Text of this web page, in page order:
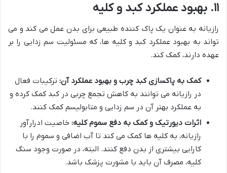
۱۱. بهبود عملکرد کبد و کلیه
رازیانه به عنوان یک پاک کننده طبیعی برای بدن عمل می کند و می
تواند به بهبود عملکرد کبد و کلیه ها، که مسئولیت سم زدایی را بر
عهده دارند، کمک کند.
کمک به پاکسازی کبد چرب و بهبود عملکرد آن: ترکیبات فعال
در رازیانه می توانند به کاهش تجمع چربی در کبد کمک کرده و
به عملکرد بهتر آن در سم زدایی و متابولیسم کمک کنند.
اثرات دیورتیک و کمک به دفع سموم کلیه: خاصیت ادرارآور
رازیانه، به کلیه ها کمک می کند تا آب اضافی و سموم را با
کارایی بیشتری از بدن دفع کنند. البته، در صورت وجود سنگ
کلیه، مصرف آن باید با مشورت پزشک باشد.